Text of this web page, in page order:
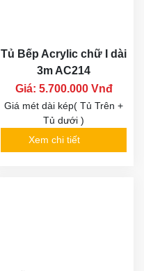
Tủ Bếp Acrylic chữ I dài
3m AC214
Giá: 5.700.000 Vnđ
Giá mét dài kép( Tủ Trên +
Tủ dưới )
Xem chi tiết